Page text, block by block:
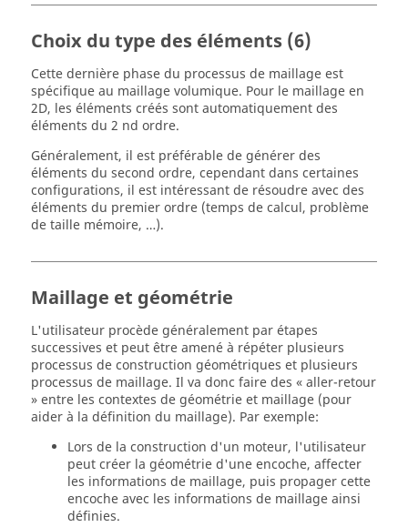
Choix du type des éléments (6)
Cette dernière phase du processus de maillage est
spécifique au maillage volumique. Pour le maillage en
2D, les éléments créés sont automatiquement des
éléments du 2 nd ordre.
Généralement, il est préférable de générer des
éléments du second ordre, cependant dans certaines
configurations, il est intéressant de résoudre avec des
éléments du premier ordre (temps de calcul, problème
de taille mémoire, …).
Maillage et géométrie
L'utilisateur procède généralement par étapes
successives et peut être amené à répéter plusieurs
processus de construction géométriques et plusieurs
processus de maillage. Il va donc faire des « aller-retour
» entre les contextes de géométrie et maillage (pour
aider à la définition du maillage). Par exemple:
Lors de la construction d'un moteur, l'utilisateur
peut créer la géométrie d'une encoche, affecter
les informations de maillage, puis propager cette
encoche avec les informations de maillage ainsi
définies.